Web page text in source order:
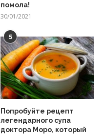
помола!
30/01/2021
5
Попробуйте рецепт
легендарного супа
доктора Моро, который